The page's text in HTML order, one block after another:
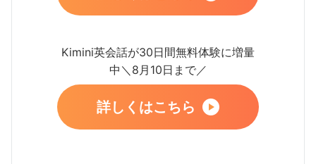
Kimini英会話が30日間無料体験に増量
中＼8月10日まで／
詳しくはこちら